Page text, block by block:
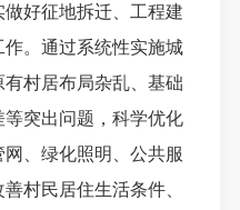
好征地拆迁、工程建
。通过系统性实施城
村居布局杂乱、基础
突出问题，科学优化
、绿化照明、公共服
村民居住生活条件、